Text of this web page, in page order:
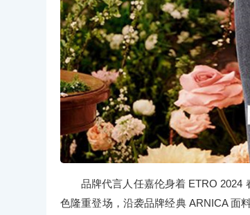
品牌代言人任嘉伦身着 ETRO 2024
色隆重登场，沿袭品牌经典 ARNICA 面